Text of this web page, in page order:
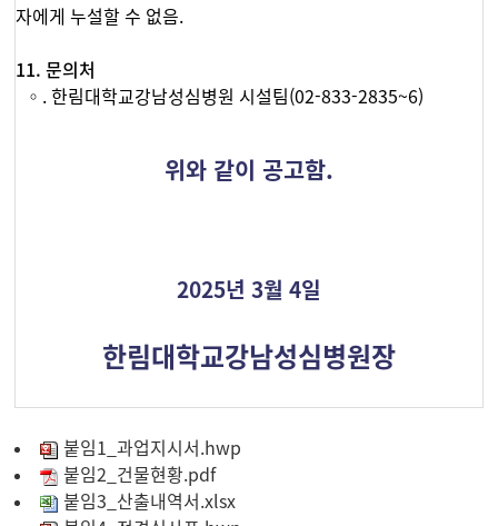
자에게 누설할 수 없음.
11. 문의처
◦. 한림대학교강남성심병원 시설팀(02-833-2835~6)
위와 같이 공고함.
2025년 3월 4일
한림대학교강남성심병원장
붙임1_과업지시서.hwp
붙임2_건물현황.pdf
붙임3_산출내역서.xlsx